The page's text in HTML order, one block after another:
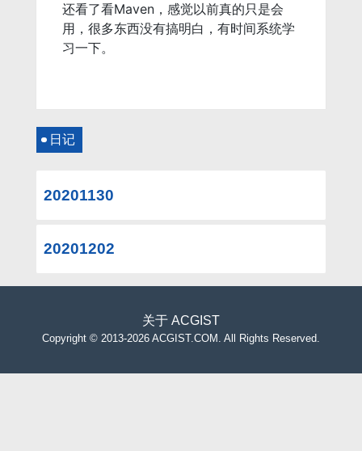
还看了看Maven，感觉以前真的只是会
用，很多东西没有搞明白，有时间系统学
习一下。
日记
20201130
20201202
关于 ACGIST
Copyright © 2013-2026 ACGIST.COM. All Rights Reserved.